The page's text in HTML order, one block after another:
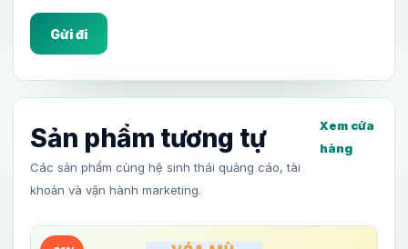
Sản phẩm tương tự
Các sản phẩm cùng hệ sinh thái quảng cáo, tài
khoản và vận hành marketing.
Xem cửa
hàng